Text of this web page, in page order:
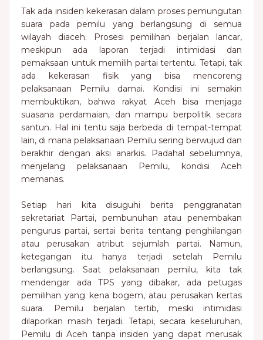
Tak ada insiden kekerasan dalam proses pemungutan
suara pada pemilu yang berlangsung di semua
wilayah diaceh. Prosesi pemilihan berjalan lancar,
meskipun ada laporan terjadi intimidasi dan
pemaksaan untuk memilih partai tertentu. Tetapi, tak
ada kekerasan fisik yang bisa mencoreng
pelaksanaan Pemilu damai. Kondisi ini semakin
membuktikan, bahwa rakyat Aceh bisa menjaga
suasana perdamaian, dan mampu berpolitik secara
santun. Hal ini tentu saja berbeda di tempat-tempat
lain, di mana pelaksanaan Pemilu sering berwujud dan
berakhir dengan aksi anarkis. Padahal sebelumnya,
menjelang pelaksanaan Pemilu, kondisi Aceh
memanas.
Setiap hari kita disuguhi berita penggranatan
sekretariat Partai, pembunuhan atau penembakan
pengurus partai, sertai berita tentang penghilangan
atau perusakan atribut sejumlah partai. Namun,
ketegangan itu hanya terjadi setelah Pemilu
berlangsung. Saat pelaksanaan pemilu, kita tak
mendengar ada TPS yang dibakar, ada petugas
pemilihan yang kena bogem, atau perusakan kertas
suara. Pemilu berjalan tertib, meski intimidasi
dilaporkan masih terjadi. Tetapi, secara keseluruhan,
Pemilu di Aceh tanpa insiden yang dapat merusak